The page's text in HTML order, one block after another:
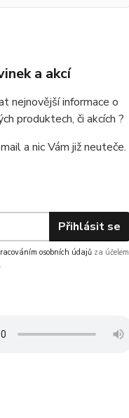
a akcí
nejnovější informace o
produktech, či akcích ?
a nic Vám již neuteče.
Přihlásit se
osobních údajů za účelem